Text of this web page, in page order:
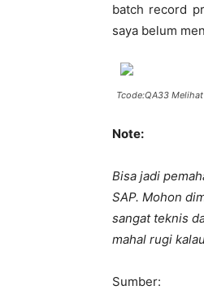
batch record
saya belum
Tcode:QA33
Note:
Bisa jadi
SAP. Mohon
sangat teknis
mahal rugi
Sumber: